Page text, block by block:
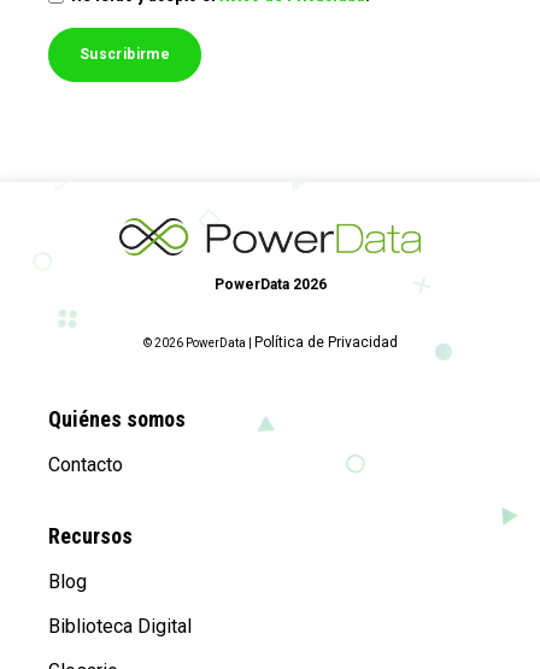
PowerData 2026
© 2026 PowerData | Política de Privacidad
Quiénes somos
Contacto
Recursos
Blog
Biblioteca Digital